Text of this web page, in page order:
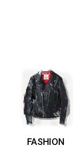
FASHION